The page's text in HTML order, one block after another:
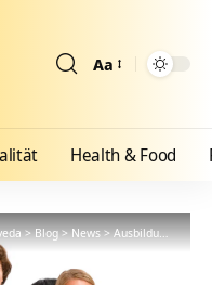
Aa
Health & Food
>Blog>News>Ausbildungen >